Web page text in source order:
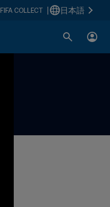
FIFA COLLECT 日本語